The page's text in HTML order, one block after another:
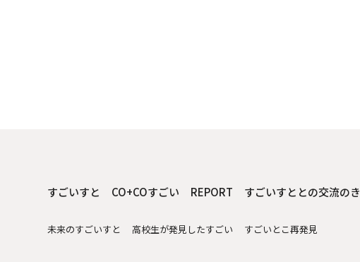
すごいすと CO+COすごい REPORT すごいすととの交流の
未来のすごいすと 高校生が発見したすごい すごいとこ再発見